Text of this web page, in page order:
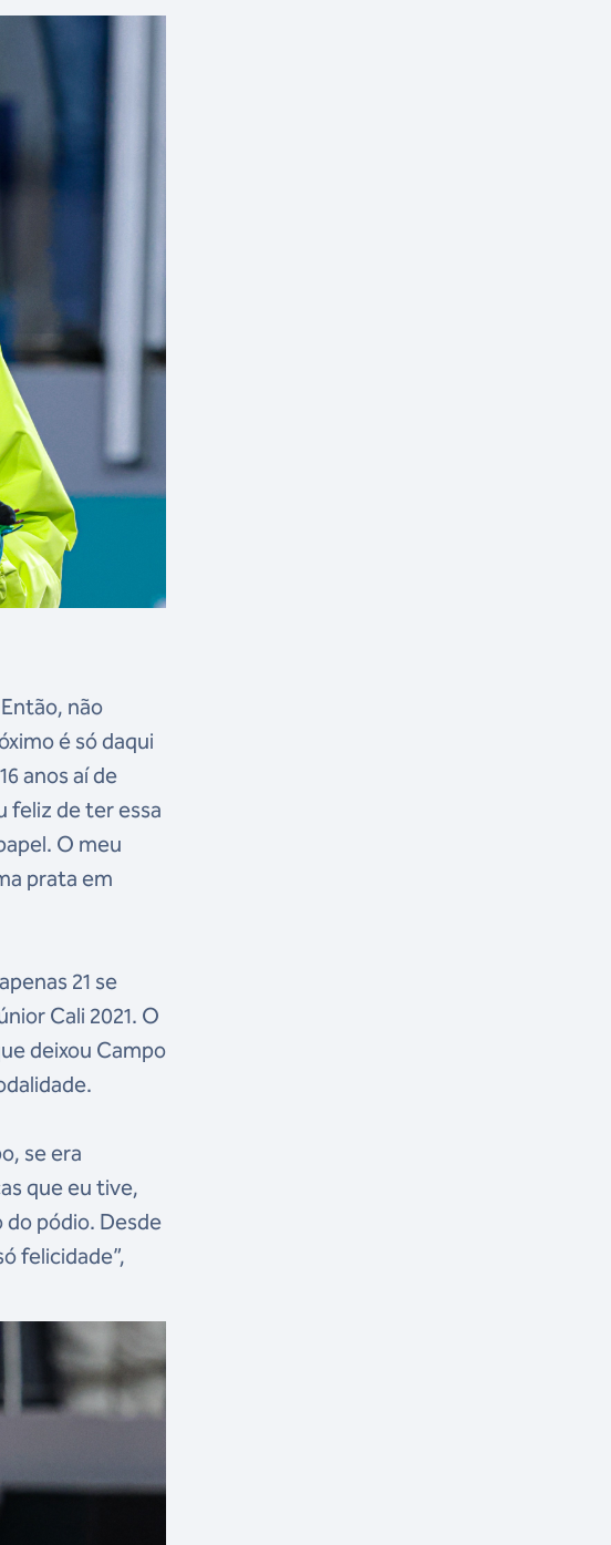
não
é só daqui
anos aí de
feliz de ter essa
O meu
prata em
21 se
Cali 2021. O
deixou Campo
se era
que eu tive,
pódio. Desde
felicidade”,